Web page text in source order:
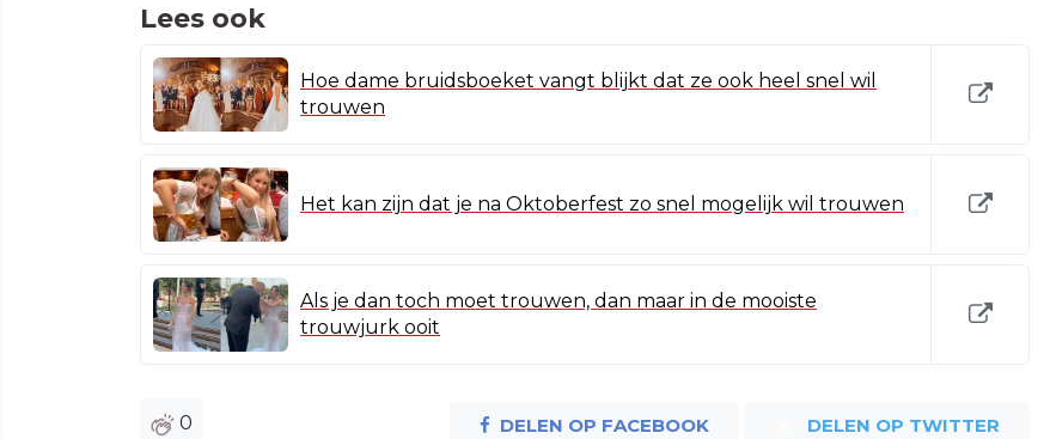
Lees ook
Hoe dame bruidsboeket vangt blijkt dat ze ook heel snel wil
trouwen
Het kan zijn dat je na Oktoberfest zo snel mogelijk wil trouwen
Als je dan toch moet trouwen, dan maar in de mooiste
trouwjurk ooit
0 DELEN OP FACEBOOK DELEN OP TWITTER